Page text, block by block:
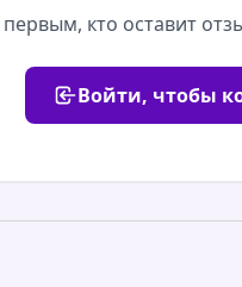
первым, кто оставит
Войти, чтобы